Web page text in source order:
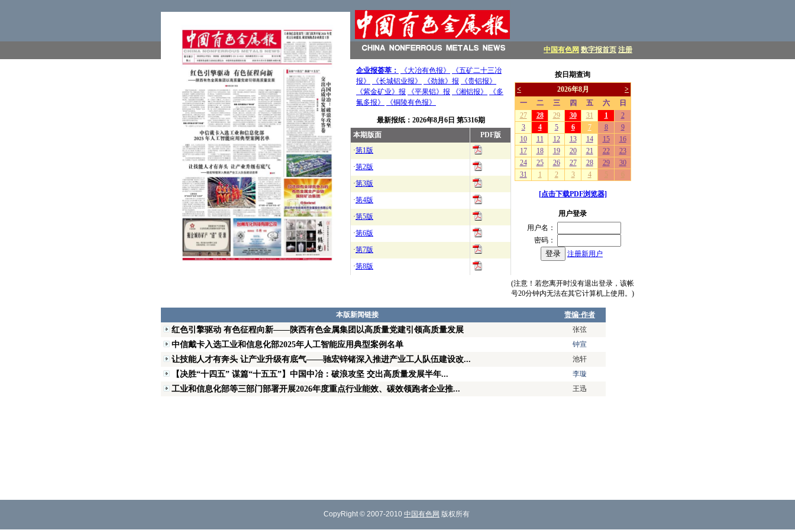
企业报荟萃： 《大冶有色报》
《五矿二十三冶
报》
《长城铝业报》 《劲旅》报
《贵铝报》
《紫金矿业》报
《平果铝》报 《湘铝报》
《多
氟多报》
《铜陵有色报》
最新报纸： 2026年8月6日 第5316期
本期版面
PDF版
·第1版
·第2版
·第3版
·第4版
·第5版
·第6版
·第7版
·第8版
中国有色网 数字报首页 注册
按日期查询
[点击下载PDF浏览器]
用户登录
用户名：
密码：
注册新用户
(注意！若您离开时没有退出登录，该帐
号20分钟内无法在其它计算机上使用。)
本版新闻链接 责编·作者
红色引擎驱动 有色征程向新——陕西有色金属集团以高质量党建引领高质量发展 张弦
中信戴卡入选工业和信息化部2025年人工智能应用典型案例名单 钟宣
让技能人才有奔头 让产业升级有底气——驰宏锌锗深入推进产业工人队伍建设改... 池轩
【决胜“十四五” 谋篇“十五五”】中国中冶：破浪攻坚 交出高质量发展半年... 李璇
工业和信息化部等三部门部署开展2026年度重点行业能效、碳效领跑者企业推... 王迅
CopyRight © 2007-2010 中国有色网 版权所有